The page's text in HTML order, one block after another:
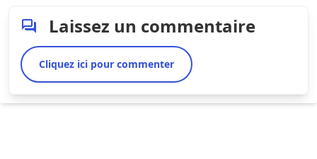
Laissez un commentaire
Cliquez ici pour commenter